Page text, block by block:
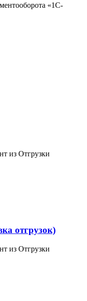
«1С-
из Отгрузки
отгрузок)
из Отгрузки